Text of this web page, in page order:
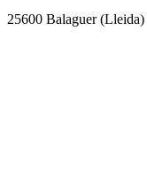
25600 Balaguer(Lleida)